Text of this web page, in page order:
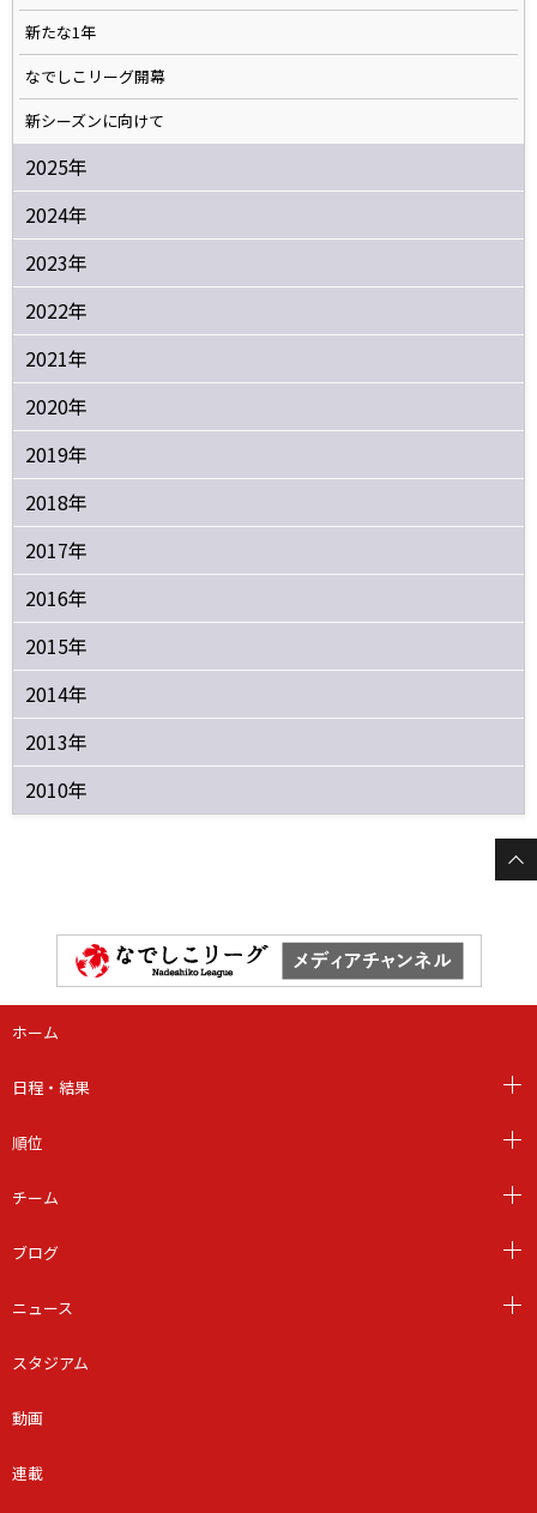
新たな1年
なでしこリーグ開幕
新シーズンに向けて
2025年
2024年
2023年
2022年
2021年
2020年
2019年
2018年
2017年
2016年
2015年
2014年
2013年
2010年
ホーム
日程・結果
順位
チーム
ブログ
ニュース
スタジアム
動画
連載